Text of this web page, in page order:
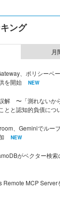
ング
月
、ポリシーベ
を開始
NEW
解 〜「測れないか
とと認知的負債につ
、Geminiでルー
NEW
がベクター検索
Remote MCP Server